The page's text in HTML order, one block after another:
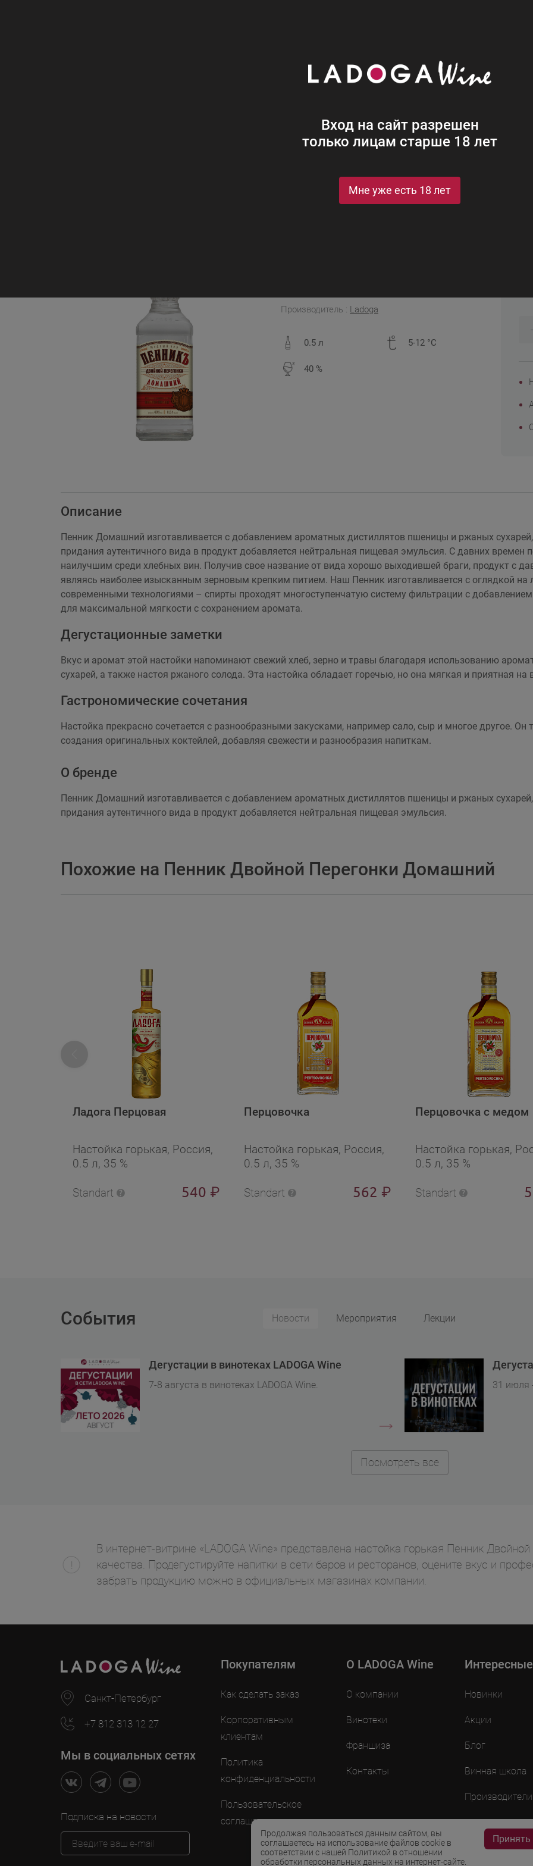
Вход на сайт разрешен
только лицам старше 18 лет
Мне уже есть 18 лет
Пенник Двойной Перегонки Домашний
Производитель : Ladoga
0.5 л 5-12 °C
40 %
Описание
Пенник Домашний изготавливается с добавлением ароматных дистиллятов пшеницы и ржаных
придания аутентичного вида в продукт добавляется нейтральная пищевая эмульсия. С давних времен
наилучшим среди хлебных вин. Получив свое название от вида хорошо выходившей браги, продукт с
являясь наиболее изысканным зерновым крепким питием. Наш Пенник изготавливается с оглядкой на
современными технологиями – спирты проходят многоступенчатую систему фильтрации с
для максимальной мягкости с сохранением аромата.
Дегустационные заметки
Вкус и аромат этой настойки напоминают свежий хлеб, зерно и травы благодаря использованию
сухарей, а также настоя ржаного солода. Эта настойка обладает горечью, но она мягкая и приятная на
Гастрономические сочетания
Настойка прекрасно сочетается с разнообразными закусками, например сало, сыр и многое другое.
создания оригинальных коктейлей, добавляя свежести и разнообразия напиткам.
О бренде
Пенник Домашний изготавливается с добавлением ароматных дистиллятов пшеницы и ржаных
придания аутентичного вида в продукт добавляется нейтральная пищевая эмульсия.
Похожие на Пенник Двойной Перегонки Домашний
Ладога Перцовая
Настойка горькая, Россия,
0.5 л, 35 %
Standart 540 ₽
Перцовочка
Настойка горькая, Россия,
0.5 л, 35 %
Standart 562 ₽
Перцовочка с медом
Настойка горькая,
0.5 л, 35 %
Standart
События Новости Мероприятия Лекции
Дегустации в винотеках LADOGA Wine
7-8 августа в винотеках LADOGA Wine. 31 июля
Посмотреть все
Продолжая пользоваться данным сайтом, вы
соглашаетесь на использование файлов cookie в
соответствии с нашей Политикой в отношении
обработки персональных данных на интернет-сайте.
Принять
В интернет-витрине «LADOGA Wine» представлена настойка горькая Пенник
качества. Продегустируйте напитки в сети баров и ресторанов, оцените вкус и
забрать продукцию можно в официальных магазинах компании.
Санкт-Петербург
+7 812 313 12 27
Мы в социальных сетях
Подписка на новости
Покупателям
Как сделать заказ
Корпоративным
клиентам
Политика
конфиденциальности
Пользовательское
соглашение
O LADOGA Wine
О компании
Винотеки
Франшиза
Контакты
Новинки
Акции
Блог
Винная школа
Производители